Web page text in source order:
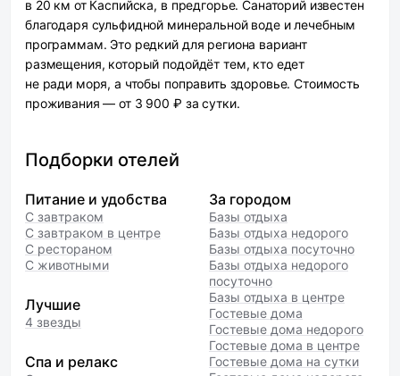
в 20 км от Каспийска, в предгорье. Санаторий известен
благодаря сульфидной минеральной воде и лечебным
программам. Это редкий для региона вариант
размещения, который подойдёт тем, кто едет
не ради моря, а чтобы поправить здоровье. Стоимость
проживания — от 3 900 ₽ за сутки.
Подборки отелей
Питание и удобства
С завтраком
С завтраком в центре
С рестораном
С животными
Лучшие
4 звезды
Спа и релакс
За городом
Базы отдыха
Базы отдыха недорого
Базы отдыха посуточно
Базы отдыха недорого
посуточно
Базы отдыха в центре
Гостевые дома
Гостевые дома недорого
Гостевые дома в центре
Гостевые дома на сутки